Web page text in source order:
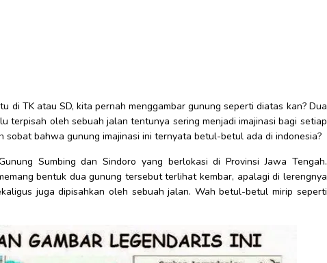
di TK atau SD, kita pernah menggambar gunung seperti diatas kan? Dua
terpisah oleh sebuah jalan tentunya sering menjadi imajinasi bagi setiap
sobat bahwa gunung imajinasi ini ternyata betul-betul ada di indonesia?
Sumbing dan Sindoro yang berlokasi di Provinsi Jawa Tengah.
bentuk dua gunung tersebut terlihat kembar, apalagi di lerengnya
juga dipisahkan oleh sebuah jalan. Wah betul-betul mirip seperti